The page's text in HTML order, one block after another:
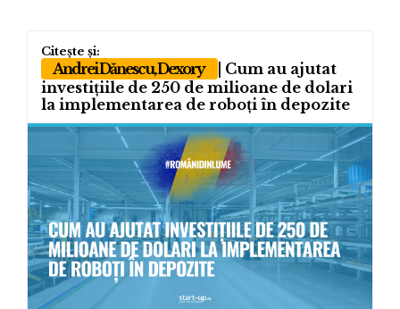
Andrei Dănescu, Dexory
| Cum au ajutat
investițiile de 250 de milioane de dolari
la implementarea de roboți în depozite